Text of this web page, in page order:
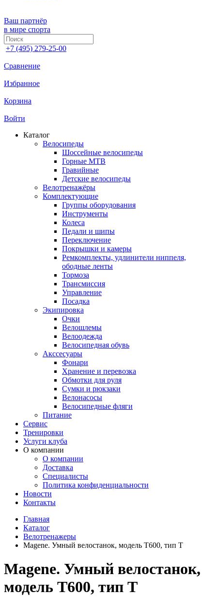
Ваш партнёр
в мире спорта
+7 (495) 279-25-00
Сравнение
Избранное
Корзина
Войти
Каталог
Велосипеды
Шоссейные велосипеды
Горные МTB
Гравийные
Детские велосипеды
Велотренажёры
Комплектующие
Группы оборудования
Инструменты
Колеса
Педали и шипы
Переключение
Покрышки и камеры
Ремкомплекты, удлинители ниппеля,
ободные ленты
Тормоза
Трансмиссия
Управление
Посадка
Экипировка
Очки
Велошлемы
Велоодежда
Велосипедная обувь
Акссесуары
Фонари
Хранение и перевозка
Обмотки для руля
Сумки и рюкзаки
Велонасосы
Велосипедные фляги
Питание
Сервис
Тренировки
Услуги клуба
О компании
О компании
Доставка
Специалисты
Политика конфиденциальности
Новости
Контакты
Главная
Каталог
Велотренажеры
Magene. Умный велостанок, модель Т600, тип Т
Magene. Умный велостанок,
модель Т600, тип Т